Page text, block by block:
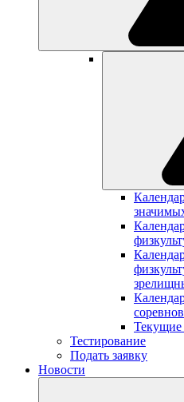
Текущие
Тестирование
Подать заявку
Новости